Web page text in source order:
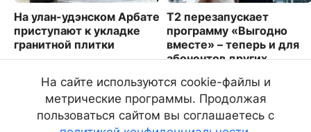
На улан-удэнском Арбате
приступают к укладке
гранитной плитки
Т2 перезапускает
программу «Выгодно
вместе» – теперь и для
абонентов других
1203
На сайте используются cookie-файлы и
метрические программы. Продолжая
пользоваться сайтом вы соглашаетесь с